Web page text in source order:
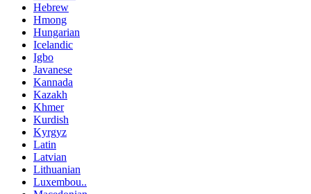
Hebrew
Hmong
Hungarian
Icelandic
Igbo
Javanese
Kannada
Kazakh
Khmer
Kurdish
Kyrgyz
Latin
Latvian
Lithuanian
Luxembou..